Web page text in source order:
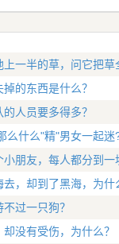
一半的草，问它把
的东西是什么？
人员要多得多？
么什么"精"男女一起迷
朋友，每人都分到
，却到了黑海，为什
过一只狗？
没有受伤，为什么？